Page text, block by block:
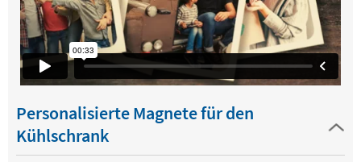
Personalisierte Magnete für den
Kühlschrank